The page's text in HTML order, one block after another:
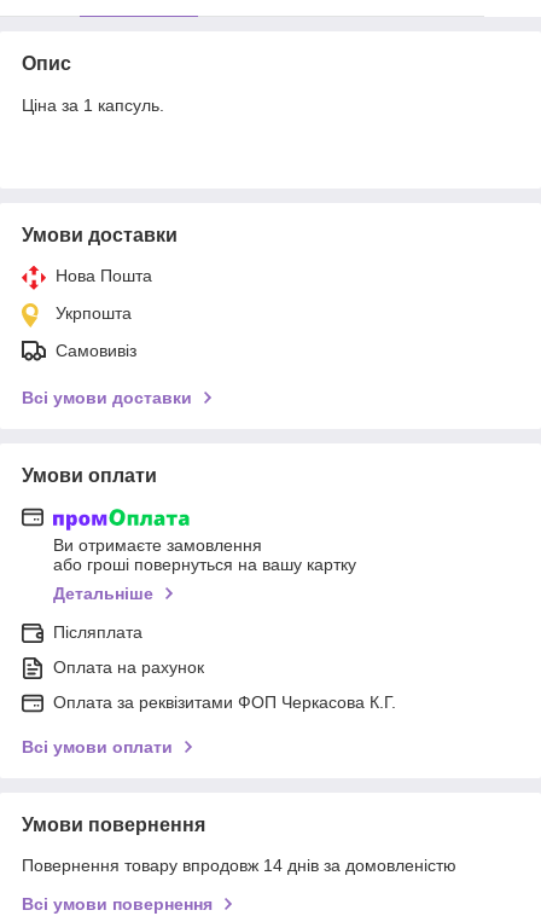
Опис
Ціна за 1 капсуль.
Умови доставки
Нова Пошта
Укрпошта
Самовивіз
Всі умови доставки
Умови оплати
Ви отримаєте замовлення
або гроші повернуться на вашу картку
Детальніше
Післяплата
Оплата на рахунок
Оплата за реквізитами ФОП Черкасова К.Г.
Всі умови оплати
Умови повернення
Повернення товару впродовж 14 днів за домовленістю
Всі умови повернення